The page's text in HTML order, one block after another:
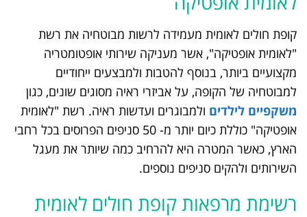
קופת חולים לאומית מעמידה לרשות מבוטחיה את רשת
"לאומית אופטיקה", אשר מעניקה שירותי אופטומטריה
מקצועיים ביותר, בנוסף להטבות ולמבצעים ייחודיים
למבוטחיה של הקופה, על אביזרי ראיה מסוגים שונים, כגון
משקפיים לילדים ולמבוגרים ועדשות ראיה. רשת "לאומית
אופטיקה" כוללת כיום יותר מ- 50 סניפים הפרוסים בכל רחבי
הארץ, כאשר המטרה היא להרחיב כמה שיותר את מעגל
השירותים ולהקים סניפים נוספים.
רשימת מרפאות קופת חולים לאומית